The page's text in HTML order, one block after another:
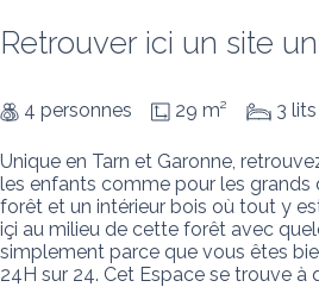
Retrouver ici un site
4 personnes 29 m² 3 lits
Unique en Tarn et Garonne,
les enfants comme pour les
forêt et un intérieur bois où tout y
içi au milieu de cette forêt avec
simplement parce que vous êtes
24H sur 24. Cet Espace se trouve